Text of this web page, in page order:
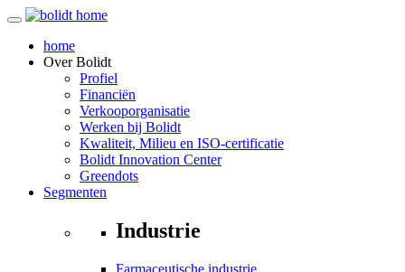
home
OverBolidt
Profiel
Financiën
Verkooporganisatie
Werken bij Bolidt
Kwaliteit, Milieu en ISO-certificatie
Bolidt Innovation Center
Greendots
Segmenten
Industrie
Farmaceutische industrie